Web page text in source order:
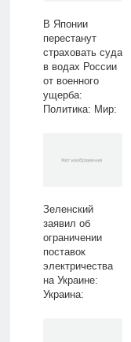
В Японии
перестанут
страховать суда
в водах России
от военного
ущерба:
Политика: Мир:
Зеленский
заявил об
ограничении
поставок
электричества
на Украине:
Украина: